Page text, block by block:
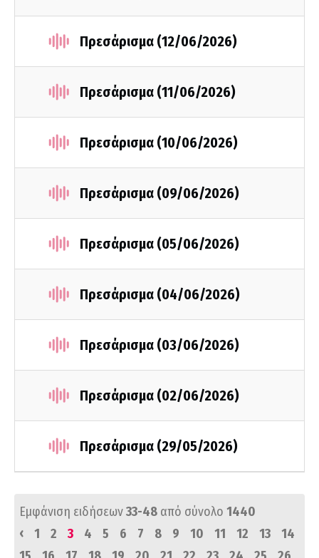
Πρεσάρισμα (12/06/2026)
Πρεσάρισμα (11/06/2026)
Πρεσάρισμα (10/06/2026)
Πρεσάρισμα (09/06/2026)
Πρεσάρισμα (05/06/2026)
Πρεσάρισμα (04/06/2026)
Πρεσάρισμα (03/06/2026)
Πρεσάρισμα (02/06/2026)
Πρεσάρισμα (29/05/2026)
Εμφάνιση ειδήσεων33-48 από σύνολο 1440
‹
1 2 3 4 5 6 7 8 9 10 11 12 13
14